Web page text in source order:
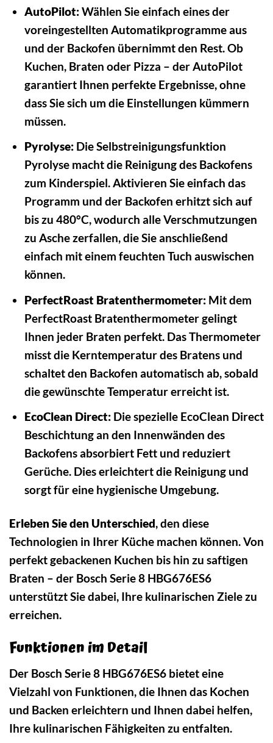
AutoPilot:Wählen Sie einfach eines der
voreingestellten Automatikprogramme aus
und der Backofen übernimmt den Rest. Ob
Kuchen, Braten oder Pizza – der AutoPilot
garantiert Ihnen perfekte Ergebnisse, ohne
dass Sie sich um die Einstellungen kümmern
müssen.
Pyrolyse:Die Selbstreinigungsfunktion
Pyrolyse macht die Reinigung des Backofens
zum Kinderspiel. Aktivieren Sie einfach das
Programm und der Backofen erhitzt sich auf
bis zu 480°C, wodurch alle Verschmutzungen
zu Asche zerfallen, die Sie anschließend
einfach mit einem feuchten Tuch auswischen
können.
PerfectRoast Bratenthermometer:Mit dem
PerfectRoast Bratenthermometer gelingt
Ihnen jeder Braten perfekt. Das Thermometer
misst die Kerntemperatur des Bratens und
schaltet den Backofen automatisch ab, sobald
die gewünschte Temperatur erreicht ist.
EcoClean Direct:Die spezielle EcoClean Direct
Beschichtung an den Innenwänden des
Backofens absorbiert Fett und reduziert
Gerüche. Dies erleichtert die Reinigung und
sorgt für eine hygienische Umgebung.
Erleben Sie den Unterschied, den diese
Technologien in Ihrer Küche machen können. Von
perfekt gebackenen Kuchen bis hin zu saftigen
Braten – der Bosch Serie 8 HBG676ES6
unterstützt Sie dabei, Ihre kulinarischen Ziele zu
erreichen.
Funktionen im Detail
Der Bosch Serie 8 HBG676ES6 bietet eine
Vielzahl von Funktionen, die Ihnen das Kochen
und Backen erleichtern und Ihnen dabei helfen,
Ihre kulinarischen Fähigkeiten zu entfalten.